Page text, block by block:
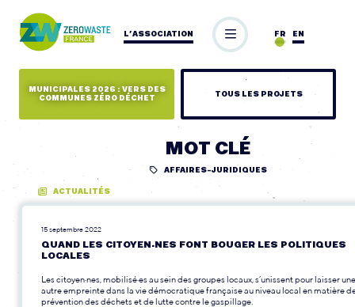
L’ASSOCIATION EN
FR
MUNICIPALES 2026 : VERS DES
COMMUNES ZÉRO DÉCHET
TOUS LES PROJETS
MOT CLÉ
AFFAIRES-JURIDIQUES
ACTUALITÉS
15 septembre 2022
QUAND LES CITOYEN·NES FONT BOUGER LES POLITIQUES
LOCALES
Les citoyen·nes, mobilisé·es au sein des groupes locaux, s’unissent pour laisser une
autre empreinte dans la vie démocratique française au niveau local en matière
prévention des déchets et de lutte contre le gaspillage.